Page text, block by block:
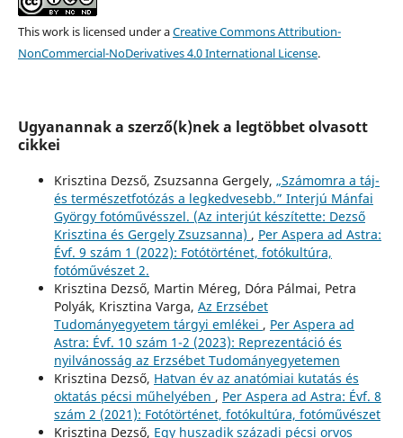
This work is licensed under aCreative Commons Attribution-
NonCommercial-NoDerivatives 4.0 International License.
Ugyanannak a szerző(k)nek a legtöbbet olvasott
cikkei
Krisztina Dezső, Zsuzsanna Gergely, „Számomra a táj-
és természetfotózás a legkedvesebb.” Interjú Mánfai
György fotóművésszel. (Az interjút készítette: Dezső
Krisztina és Gergely Zsuzsanna) , Per Aspera ad Astra:
Évf. 9 szám 1 (2022): Fotótörténet, fotókultúra,
fotóművészet 2.
Krisztina Dezső, Martin Méreg, Dóra Pálmai, Petra
Polyák, Krisztina Varga, Az Erzsébet
Tudományegyetem tárgyi emlékei , Per Aspera ad
Astra: Évf. 10 szám 1-2 (2023): Reprezentáció és
nyilvánosság az Erzsébet Tudományegyetemen
Krisztina Dezső, Hatvan év az anatómiai kutatás és
oktatás pécsi műhelyében , Per Aspera ad Astra: Évf. 8
szám 2 (2021): Fotótörténet, fotókultúra, fotóművészet
Krisztina Dezső, Egy huszadik századi pécsi orvos